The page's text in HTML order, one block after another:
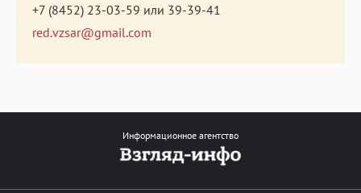
+7 (8452) 23-03-59 или 39-39-41
red.vzsar@gmail.com
Информационное агентство